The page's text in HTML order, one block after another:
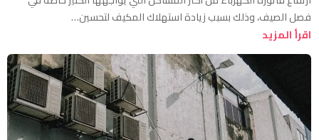
فصل الصيف، وذلك بسبب زيادة استهلاك المكيف لتحسين…
اقرأ المزيد